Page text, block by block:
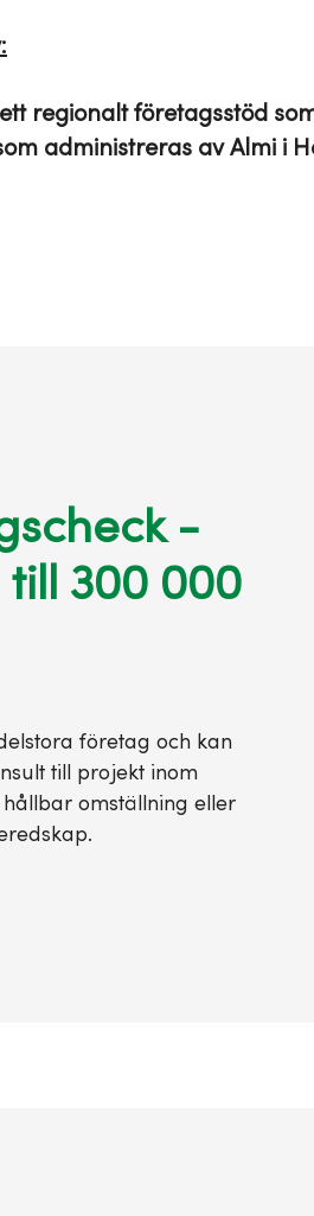
regionalt företagsstöd
administreras av Almi i
-
300 000
företag och kan
till projekt inom
omställning eller